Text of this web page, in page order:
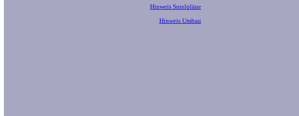
Hinweis Spielpläne
Hinweis Umbau